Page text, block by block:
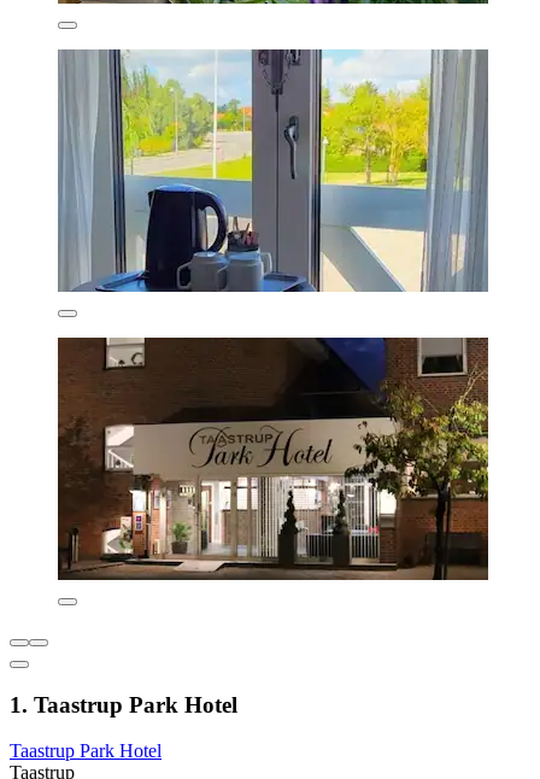
1. Taastrup Park Hotel
Taastrup Park Hotel
Taastrup